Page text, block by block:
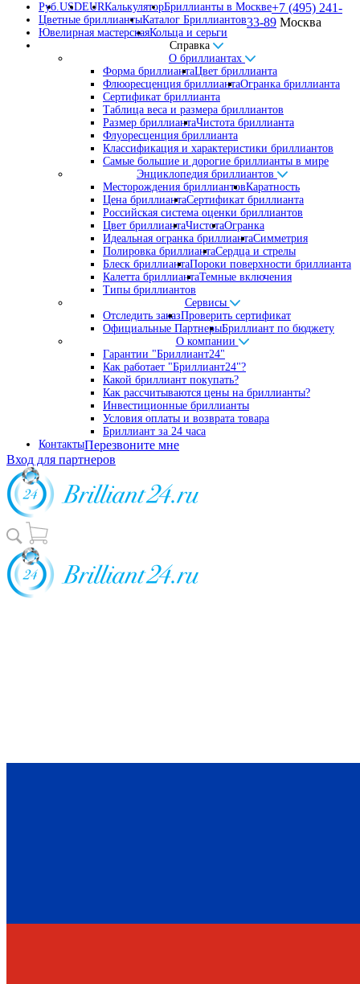
Руб.USDEURКалькуляторБриллианты в Москве
Цветные бриллиантыКаталог Бриллиантов
Ювелирная мастерскаяКольца и серьги
Справка
О бриллиантах
Форма бриллиантаЦвет бриллианта
Флюоресценция бриллиантаОгранка бриллианта
Сертификат бриллианта
Таблица веса и размера бриллиантов
Размер бриллиантаЧистота бриллианта
Флуоресценция бриллианта
Классификация и характеристики бриллиантов
Самые большие и дорогие бриллианты в мире
Энциклопедия бриллиантов
Месторождения бриллиантовКаратность
Цена бриллиантаСертификат бриллианта
Российская система оценки бриллиантов
Цвет бриллиантаЧистотаОгранка
Идеальная огранка бриллиантаСимметрия
Полировка бриллиантаСердца и стрелы
Блеск бриллиантаПороки поверхности бриллианта
Калетта бриллиантаТемные включения
Типы бриллиантов
Сервисы
Отследить заказПроверить сертификат
Официальные ПартнерыБриллиант по бюджету
О компании
Гарантии "Бриллиант24"
Как работает "Бриллиант24"?
Какой бриллиант покупать?
Как рассчитываются цены на бриллианты?
Инвестиционные бриллианты
Условия оплаты и возврата товара
Бриллиант за 24 часа
Контакты
+7 (495) 241-
33-89 Москва
Перезвоните мне
Вход для партнеров